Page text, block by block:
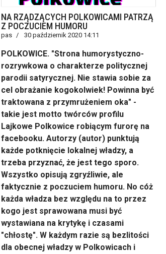
NA RZĄDZĄCYCH POLKOWICAMI PATRZĄ
Z POCZUCIEM HUMORU
pas 30 październik 2020 14:11
POLKOWICE. "Strona humorystyczno-
rozrywkowa o charakterze politycznej
parodii satyrycznej. Nie stawia sobie za
cel obrażanie kogokolwiek! Powinna być
traktowana z przymrużeniem oka" -
takie jest motto twórców profilu
Lajkowe Polkowice robiącym furorę na
facebooku. Autorzy (autor) punktują
każde potknięcie lokalnej władzy, a
trzeba przyznać, że jest tego sporo.
Wszystko opisują zgryźliwie, ale
faktycznie z poczuciem humoru. No cóż
każda władza bez względu na to przez
kogo jest sprawowana musi być
wystawiana na krytykę i czasami
"chłostę". W każdym razie są bezlitości
dla obecnej władzy w Polkowicach i